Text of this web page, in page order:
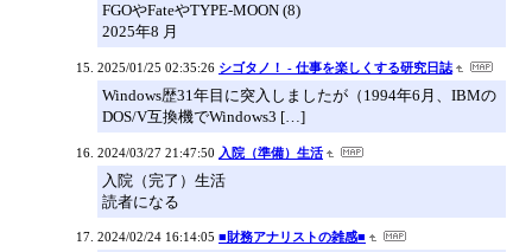
FGOやFateやTYPE-MOON (8)
2025年8 月
2025/01/25 02:35:26 シゴタノ！ - 仕事を楽しくする研究日誌
Windows歴31年目に突入しましたが（1994年6月、IBMの
DOS/V互換機でWindows3 […]
2024/03/27 21:47:50 入院（準備）生活
入院（完了）生活
読者になる
2024/02/24 16:14:05 ■財務アナリストの雑感■